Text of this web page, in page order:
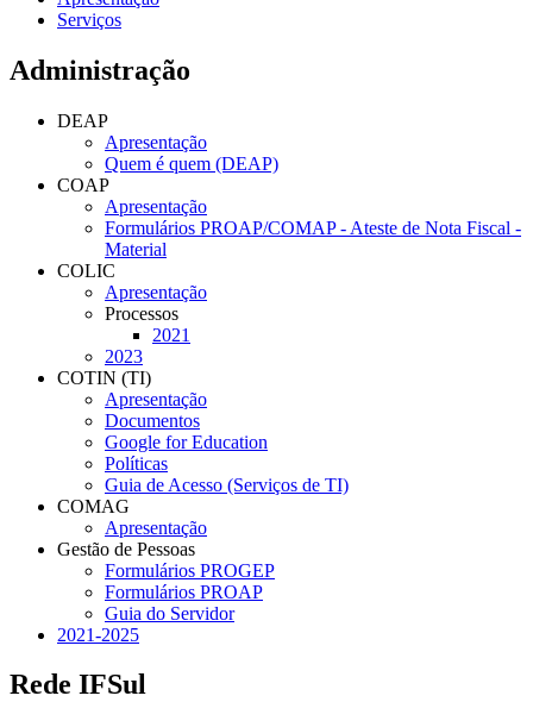
Serviços
Administração
DEAP
Apresentação
Quem é quem (DEAP)
COAP
Apresentação
Formulários PROAP/COMAP - Ateste de Nota Fiscal -
Material
COLIC
Apresentação
Processos
2021
2023
COTIN (TI)
Apresentação
Documentos
Google for Education
Políticas
Guia de Acesso (Serviços de TI)
COMAG
Apresentação
Gestão de Pessoas
Formulários PROGEP
Formulários PROAP
Guia do Servidor
2021-2025
Rede IFSul